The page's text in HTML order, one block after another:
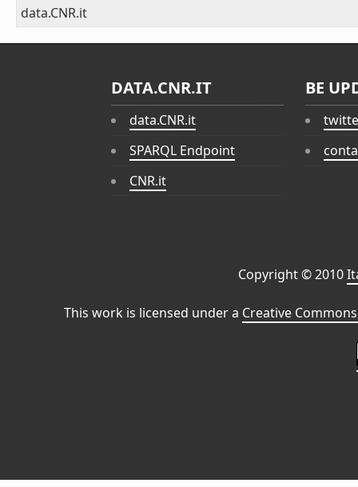
data.CNR.it
DATA.CNR.IT
data.CNR.it
SPARQL Endpoint
CNR.it
BE
Copyright © 2010
This work is licensed under a Creative